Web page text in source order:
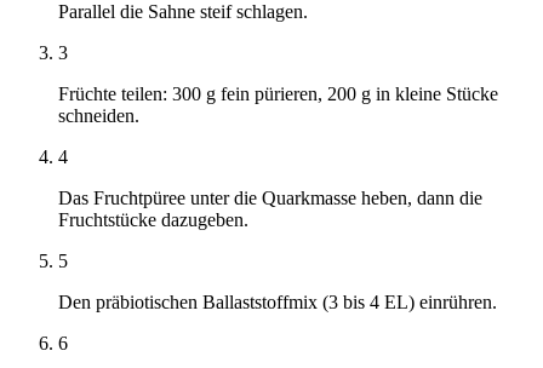
Parallel die Sahne steif schlagen.
3
Früchte teilen: 300 g fein pürieren, 200 g in kleine Stücke
schneiden.
4
Das Fruchtpüree unter die Quarkmasse heben, dann die
Fruchtstücke dazugeben.
5
Den präbiotischen Ballaststoffmix (3 bis 4 EL) einrühren.
6